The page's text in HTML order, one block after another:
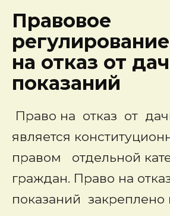
Правовое
на отказ от
показаний
Право на отказ от
является
правом отдельной
граждан. Право на
показаний